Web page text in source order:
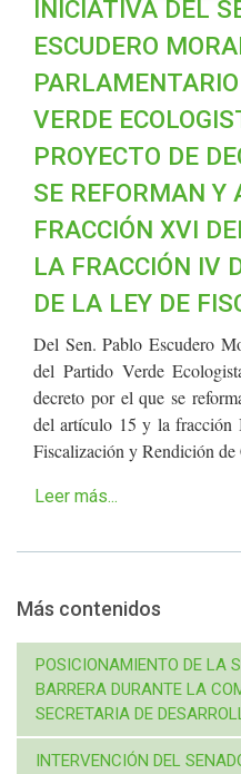
INICIATIVA DEL
ESCUDERO
VERDE
PROYECTO DE
SE REFORMAN Y
FRACCIÓN XVI
LA FRACCIÓN IV
DE LA LEY DE
Del Sen. Pablo Escudero
del Partido Verde
decreto por el que se
del artículo 15 y la
Fiscalización y Rendición de
Leer más...
Más contenidos
POSICIONAMIENTO DE LA
BARRERA DURANTE LA
SECRETARIA DE
INTERVENCIÓN DEL